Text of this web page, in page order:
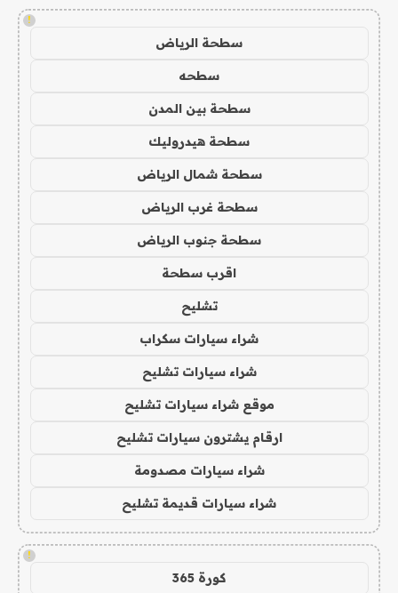
!
سطحة الرياض
سطحه
سطحة بين المدن
سطحة هيدروليك
سطحة شمال الرياض
سطحة غرب الرياض
سطحة جنوب الرياض
اقرب سطحة
تشليح
شراء سيارات سكراب
شراء سيارات تشليح
موقع شراء سيارات تشليح
ارقام يشترون سيارات تشليح
شراء سيارات مصدومة
شراء سيارات قديمة تشليح
!
كورة 365